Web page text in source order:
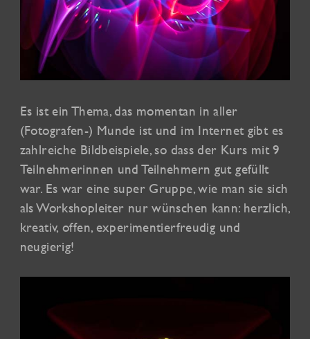
Es ist ein Thema, das momentan in aller
(Fotografen-) Munde ist und im Internet gibt es
zahlreiche Bildbeispiele, so dass der Kurs mit 9
Teilnehmerinnen und Teilnehmern gut gefüllt
war. Es war eine super Gruppe, wie man sie sich
als Workshopleiter nur wünschen kann: herzlich,
kreativ, offen, experimentierfreudig und
neugierig!